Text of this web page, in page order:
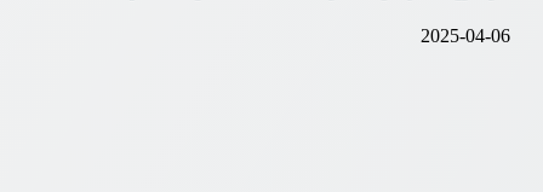
2025-04-06